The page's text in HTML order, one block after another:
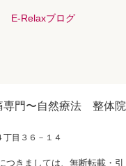
E-Relaxブログ
専門〜自然療法 整体院
目３６－１４
きましては、無断転載・引